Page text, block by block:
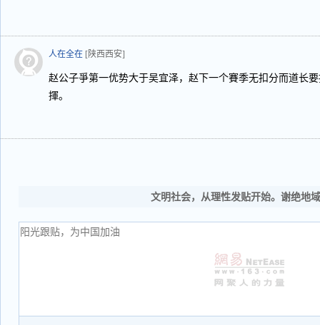
人在全在 [陕西西安]
赵公子爭第一优势大于吴宜泽，赵下一个賽季无扣分而道长
揮。
文明社会，从理性发贴开始。谢绝地